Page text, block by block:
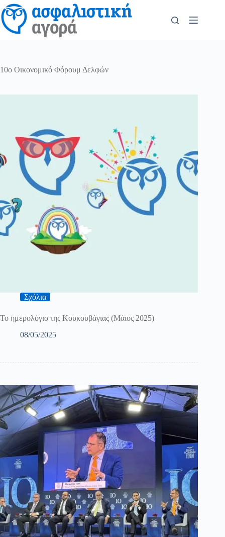
10ο Οικονομικό Φόρουμ Δελφών
Σχόλια
Το ημερολόγιο της Κουκουβάγιας (Μάιος 2025)
08/05/2025